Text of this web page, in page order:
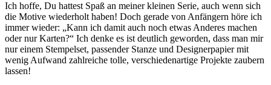
Ich hoffe, Du hattest Spaß an meiner kleinen Serie, auch wenn sich
die Motive wiederholt haben! Doch gerade von Anfängern höre ich
immer wieder: „Kann ich damit auch noch etwas Anderes machen
oder nur Karten?“ Ich denke es ist deutlich geworden, dass man mir
nur einem Stempelset, passender Stanze und Designerpapier mit
wenig Aufwand zahlreiche tolle, verschiedenartige Projekte zaubern
lassen!